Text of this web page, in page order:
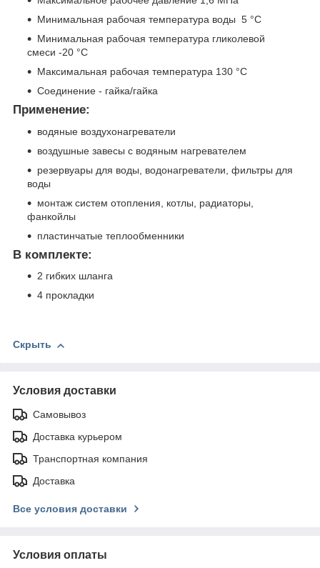
Минимальная рабочая температура воды 5 °C
Минимальная рабочая температура гликолевой
смеси -20 °C
Максимальная рабочая температура 130 °C
Соединение - гайка/гайка
Применение:
водяные воздухонагреватели
воздушные завесы с водяным нагревателем
резервуары для воды, водонагреватели, фильтры для
воды
монтаж систем отопления, котлы, радиаторы,
фанкойлы
пластинчатые теплообменники
В комплекте:
2 гибких шланга
4 прокладки
Скрыть
Условия доставки
Самовывоз
Доставка курьером
Транспортная компания
Доставка
Все условия доставки
Условия оплаты